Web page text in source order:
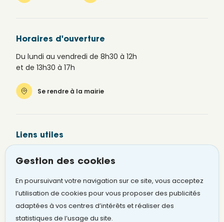
Horaires d'ouverture
Du lundi au vendredi de 8h30 à 12h
et de 13h30 à 17h
Se rendre à la mairie
Liens utiles
Signaler un problème
Gestion des cookies
En poursuivant votre navigation sur ce site, vous acceptez
l’utilisation de cookies pour vous proposer des publicités
adaptées à vos centres d’intérêts et réaliser des
statistiques de l’usage du site.